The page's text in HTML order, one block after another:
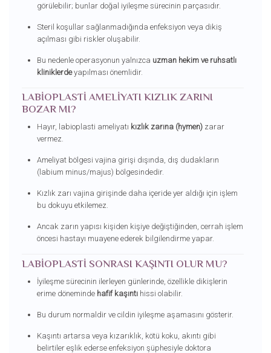
görülebilir; bunlar doğal iyileşme sürecinin parçasıdır.
Steril koşullar sağlanmadığında enfeksiyon veya dikiş
açılması gibi riskler oluşabilir.
Bu nedenle operasyonun yalnızca uzman hekim ve ruhsatlı
kliniklerdeyapılması önemlidir.
LABIOPLASTI AMELIYATI KIZLIK ZARINI
BOZAR MI?
Hayır, labioplasti ameliyatı kızlık zarına (hymen)zarar
vermez.
Ameliyat bölgesi vajina girişi dışında, dış dudakların
(labium minus/majus) bölgesindedir.
Kızlık zarı vajina girişinde daha içeride yer aldığı için işlem
bu dokuyu etkilemez.
Ancak zarın yapısı kişiden kişiye değiştiğinden, cerrah işlem
öncesi hastayı muayene ederek bilgilendirme yapar.
LABIOPLASTI SONRASI KAŞINTI OLUR MU?
İyileşme sürecinin ilerleyen günlerinde, özellikle dikişlerin
erime döneminde hafif kaşıntıhissi olabilir.
Bu durum normaldir ve cildin iyileşme aşamasını gösterir.
Kaşıntı artarsa veya kızarıklık, kötü koku, akıntı gibi
belirtiler eşlik ederse enfeksiyon şüphesiyle doktora